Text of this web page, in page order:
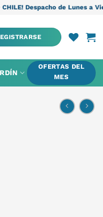
de Lunes a Viernes.
OFERTAS DEL
MES